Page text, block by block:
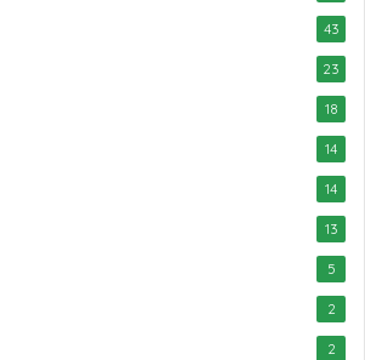
43
23
18
14
14
13
5
2
2